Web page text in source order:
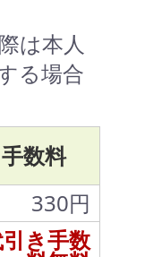
は本人
る場合
手数料
330円
き手数